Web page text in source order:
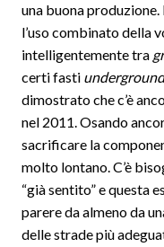
una buona
l’uso combinato della
intelligentemente tra
certi fasti underground
dimostrato che c’è
nel 2011. Osando
sacrificare la
molto lontano. C’è
“già sentito” e questa
parere da almeno da
delle strade più